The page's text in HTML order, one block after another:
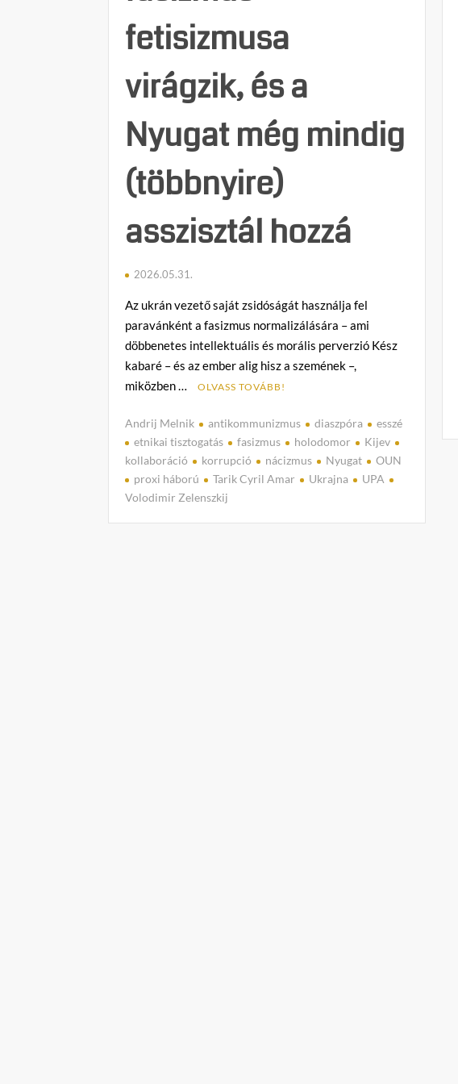
fetisizmusa
virágzik, és a
Nyugat még mindig
(többnyire)
asszisztál hozzá
2026.05.31.
Az ukrán vezető saját zsidóságát használja fel
paravánként a fasizmus normalizálására – ami
döbbenetes intellektuális és morális perverzió Kész
kabaré – és az ember alig hisz a szemének –,
miközben …
OLVASS TOVÁBB!
Andrij Melnik antikommunizmus diaszpóra
esszé
etnikai tisztogatás
fasizmus holodomor
Kijev
kollaboráció
korrupció nácizmus Nyugat
OUN
proxi háború
Tarik Cyril Amar Ukrajna
UPA
Volodimir Zelenszkij